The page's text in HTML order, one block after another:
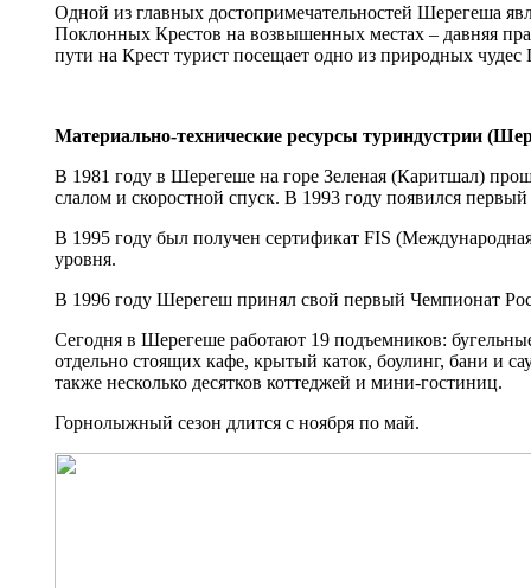
Одной из главных достопримечательностей Шерегеша
Поклонных Крестов на возвышенных местах – давняя
пути на Крест турист посещает одно из природных
Материально-технические ресурсы туриндустрии
В 1981 году в Шерегеше на горе Зеленая (Каритшал)
слалом и скоростной спуск. В 1993 году появился
В 1995 году был получен сертификат FIS
уровня.
В 1996 году Шерегеш принял свой первый Чемпионат
Сегодня в Шерегеше работают 19 подъемников:
отдельно стоящих кафе, крытый каток, боулинг, бани и
также несколько десятков коттеджей и мини-гостиниц.
Горнолыжный сезон длится с ноября по май.